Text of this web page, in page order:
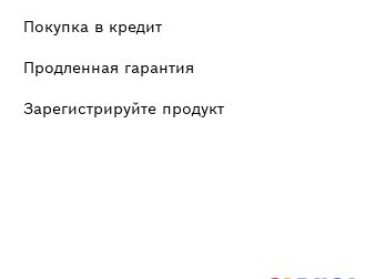
Покупка в кредит
Продленная гарантия
Зарегистрируйте продукт